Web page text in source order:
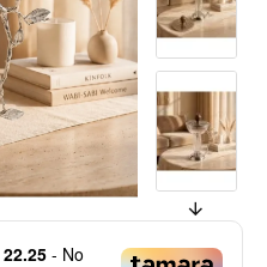
- No